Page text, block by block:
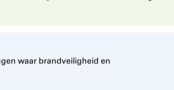
waar brandveiligheid en